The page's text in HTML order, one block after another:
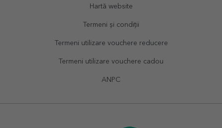
Hartă website
Termeni și condiții
Termeni utilizare vouchere reducere
Termeni utilizare vouchere cadou
ANPC